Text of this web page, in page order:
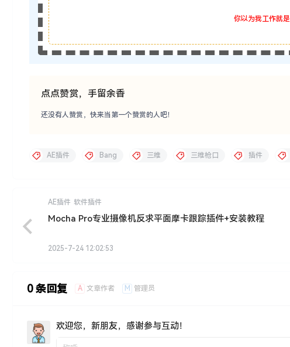
你以为我工作就
点点赞赏，手留余香
软件插件